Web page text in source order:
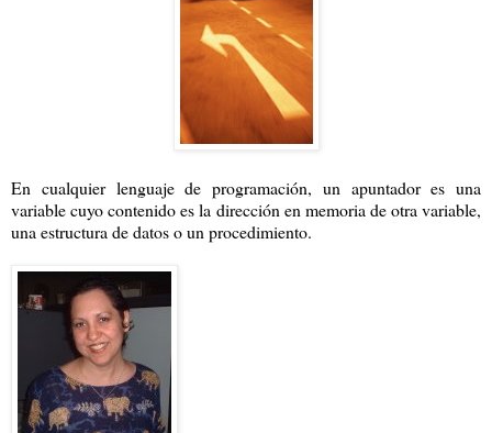
En cualquier lenguaje de programación, un apuntador es una
variable cuyo contenido es la dirección en memoria de otra variable,
una estructura de datos o un procedimiento.